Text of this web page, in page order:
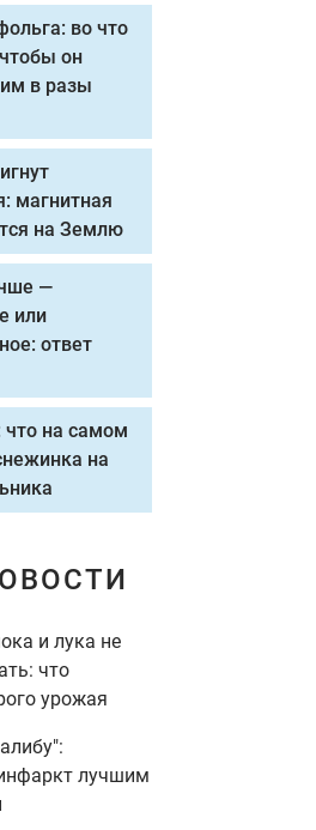
во что
он
в разы
магнитная
на Землю
—
или
ответ
что на самом
на
и лука не
что
урожая
лучшим